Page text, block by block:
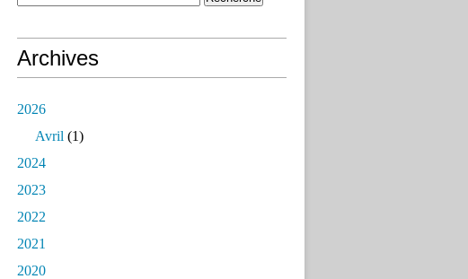
Archives
2026
Avril (1)
2024
2023
2022
2021
2020